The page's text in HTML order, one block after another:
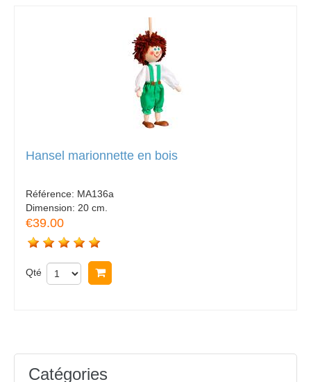
Hansel marionnette en bois
Référence: MA136a
Dimension: 20 cm.
€39.00
Qté
Catégories